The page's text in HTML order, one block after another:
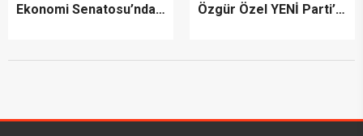
Ekonomi Senatosu’ndan
Özgür Özel YENİ Parti’yi